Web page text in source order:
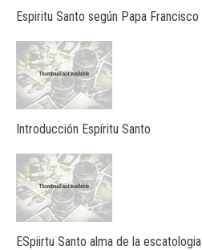
Espiritu Santo según Papa Francisco
Introducción Espíritu Santo
ESpiirtu Santo alma de la escatologia